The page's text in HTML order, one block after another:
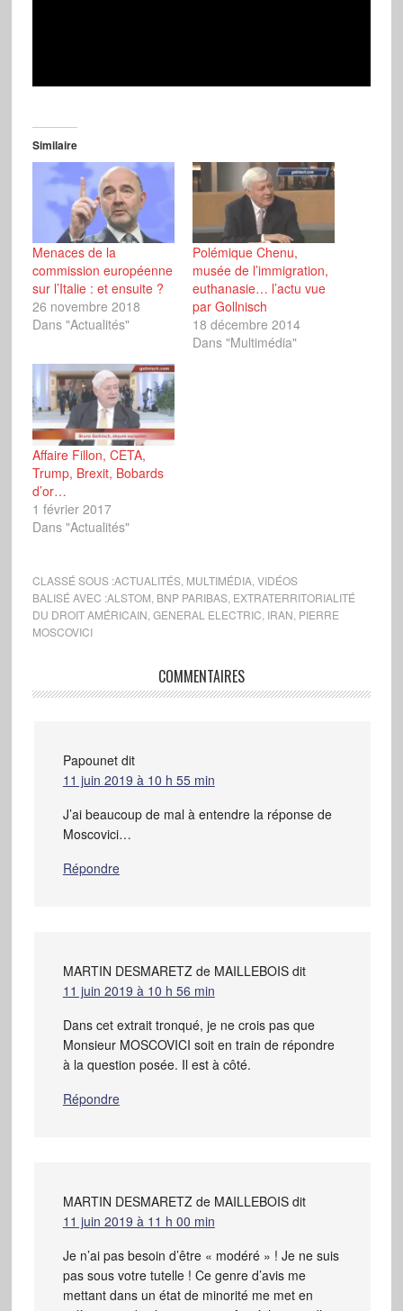
Similaire
Menaces de la
commission européenne
sur l’Italie : et ensuite ?
26 novembre 2018
Dans "Actualités"
Polémique Chenu,
musée de l’immigration,
euthanasie… l’actu vue
par Gollnisch
18 décembre 2014
Dans "Multimédia"
Affaire Fillon, CETA,
Trump, Brexit, Bobards
d’or…
1 février 2017
Dans "Actualités"
CLASSÉ SOUS :ACTUALITÉS, MULTIMÉDIA, VIDÉOS
BALISÉ AVEC :ALSTOM BNP PARIBAS, EXTRATERRITORIALITÉ
DU DROIT AMÉRICAIN GENERAL ELECTRIC IRAN PIERRE
MOSCOVICI
COMMENTAIRES
Papounet dit
11 juin 2019 à 10 h 55 min
J’ai beaucoup de mal à entendre la réponse de
Moscovici…
Répondre
MARTIN DESMARETZ de MAILLEBOIS dit
11 juin 2019 à 10 h 56 min
Dans cet extrait tronqué, je ne crois pas que
Monsieur MOSCOVICI soit en train de répondre
à la question posée. Il est à côté.
Répondre
MARTIN DESMARETZ de MAILLEBOIS dit
11 juin 2019 à 11 h 00 min
Je n’ai pas besoin d’être « modéré » ! Je ne suis
pas sous votre tutelle ! Ce genre d’avis me
mettant dans un état de minorité me met en